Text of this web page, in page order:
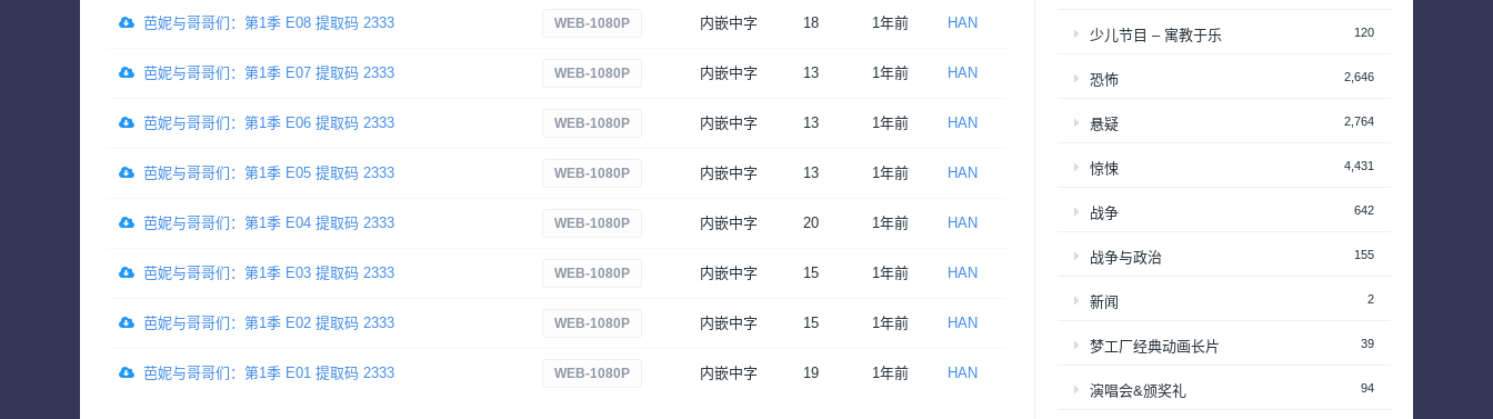
芭妮与哥哥们：第1季 E08 提取码 2333 WEB-1080P 内嵌中字 18 1年前 HAN
芭妮与哥哥们：第1季 E07 提取码 2333 WEB-1080P 内嵌中字 13 1年前 HAN
芭妮与哥哥们：第1季 E06 提取码 2333 WEB-1080P 内嵌中字 13 1年前 HAN
芭妮与哥哥们：第1季 E05 提取码 2333 WEB-1080P 内嵌中字 13 1年前 HAN
芭妮与哥哥们：第1季 E04 提取码 2333 WEB-1080P 内嵌中字 20 1年前 HAN
芭妮与哥哥们：第1季 E03 提取码 2333 WEB-1080P 内嵌中字 15 1年前 HAN
芭妮与哥哥们：第1季 E02 提取码 2333 WEB-1080P 内嵌中字 15 1年前 HAN
芭妮与哥哥们：第1季 E01 提取码 2333 WEB-1080P 内嵌中字 19 1年前 HAN
少儿节目 – 寓教于乐 120
恐怖 2,646
悬疑 2,764
惊悚 4,431
战争 642
战争与政治 155
新闻 2
梦工厂经典动画长片 39
演唱会&颁奖礼 94